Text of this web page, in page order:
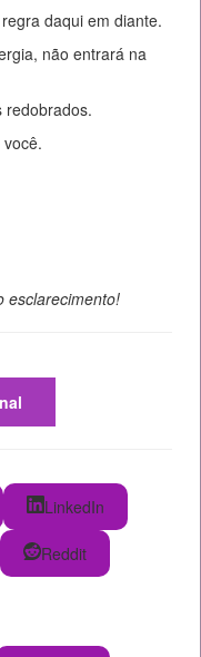
daqui em diante.
não entrará na
redobrados.
esclarecimento!
LinkedIn
Reddit